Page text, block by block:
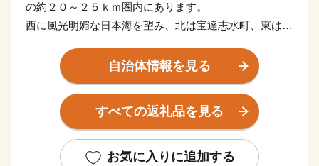
の約２０～２５ｋｍ圏内にあります。
西に風光明媚な日本海を望み、北は宝達志水町、東は津
地勢については、東から西に向かい、山地、丘陵地、
段丘地、沖積低地、海岸砂丘地で形成されており、北部
では大海川が日本海に、南部では宇ノ気川が河北潟に注
いでいます。また、これらの地形と一体となった緑豊か
世界的哲学者である西田幾多郎の故郷でもあるかほく
自治体情報を見る
すべての返礼品を見る
お気に入りに追加する